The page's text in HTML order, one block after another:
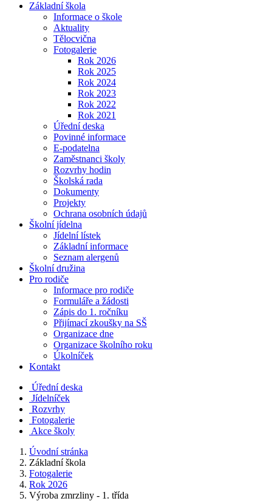
Základní škola
Informace o škole
Aktuality
Tělocvična
Fotogalerie
Rok 2026
Rok 2025
Rok 2024
Rok 2023
Rok 2022
Rok 2021
Úřední deska
Povinné informace
E-podatelna
Zaměstnanci školy
Rozvrhy hodin
Školská rada
Dokumenty
Projekty
Ochrana osobních údajů
Školní jídelna
Jídelní lístek
Základní informace
Seznam alergenů
Školní družina
Pro rodiče
Informace pro rodiče
Formuláře a žádosti
Zápis do 1. ročníku
Přijímací zkoušky na SŠ
Organizace dne
Organizace školního roku
Úkolníček
Kontakt
Úřední deska
Jídelníček
Rozvrhy
Fotogalerie
Akce školy
Úvodní stránka
Základní škola
Fotogalerie
Rok 2026
Výroba zmrzliny - 1. třída